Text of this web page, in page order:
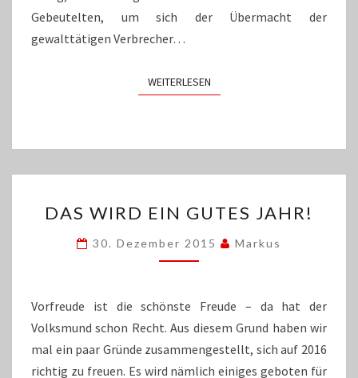
Gebeutelten, um sich der Übermacht der
gewalttätigen Verbrecher…
WEITERLESENWEITERLESEN
WIRD
GUTES
JAHR!
DAS WIRD EIN GUTES JAHR!
30. Dezember 2015 Markus
Vorfreude ist die schönste Freude – da hat der
Volksmund schon Recht. Aus diesem Grund haben wir
mal ein paar Gründe zusammengestellt, sich auf 2016
richtig zu freuen. Es wird nämlich einiges geboten für